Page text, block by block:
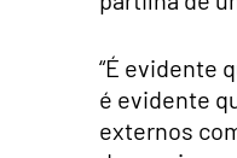
“É evidente
é evidente
externos